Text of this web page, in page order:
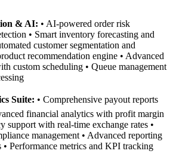
& AI: • AI-powered order risk
• Smart inventory forecasting and
customer segmentation and
recommendation engine • Advanced
custom scheduling • Queue management
Suite: • Comprehensive payout reports
financial analytics with profit margin
support with real-time exchange rates •
management • Advanced reporting
• Performance metrics and KPI tracking